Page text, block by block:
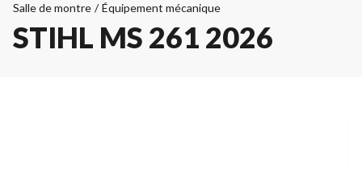
Salle de montre / Équipement mécanique
STIHL MS 261 2026